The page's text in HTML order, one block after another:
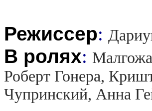
Режиссер:
В ролях:
Роберт Гонера,
Чупринский, Анна